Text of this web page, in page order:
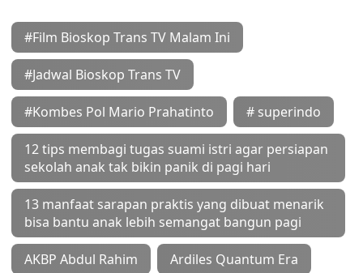
#Film Bioskop Trans TV Malam Ini
#Jadwal Bioskop Trans TV
#Kombes Pol Mario Prahatinto # superindo
12 tips membagi tugas suami istri agar persiapan
sekolah anak tak bikin panik di pagi hari
13 manfaat sarapan praktis yang dibuat menarik
bisa bantu anak lebih semangat bangun pagi
AKBP Abdul Rahim Ardiles Quantum Era